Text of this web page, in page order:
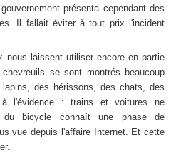
présenta cependant des
Il fallait éviter à tout prix l'incident
nous laissent utiliser encore en partie
se sont montrés beaucoup
des hérissons, des chats, des
l'évidence : trains et voitures ne
du bicycle connaît une phase de
vue depuis l'affaire Internet. Et cette